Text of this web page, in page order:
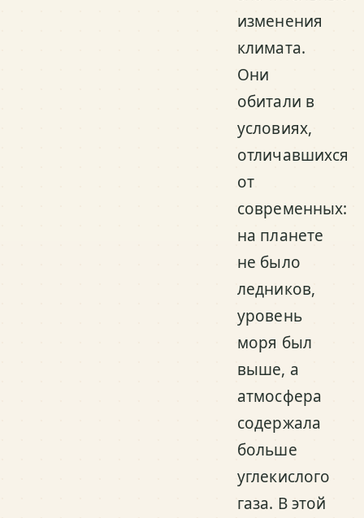
изменения
климата.
Они
обитали в
условиях,
отличавшихся
от
современных:
на планете
не было
ледников,
уровень
моря был
выше, а
атмосфера
содержала
больше
углекислого
газа. В этой